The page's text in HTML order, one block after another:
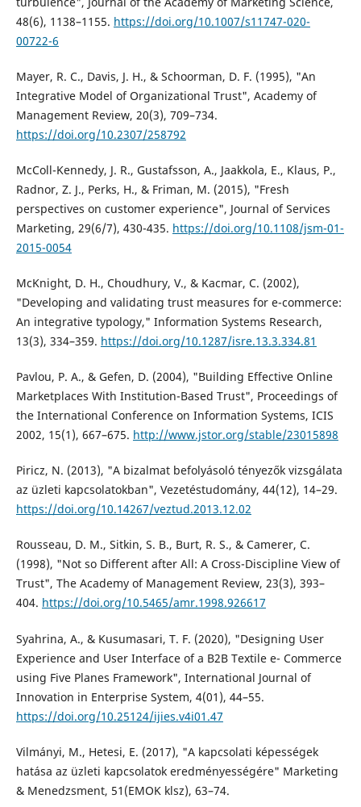
48(6), 1138–1155. https://doi.org/10.1007/s11747-020-
00722-6
Mayer, R. C., Davis, J. H., & Schoorman, D. F. (1995), "An
Integrative Model of Organizational Trust", Academy of
Management Review, 20(3), 709–734.
https://doi.org/10.2307/258792
McColl-Kennedy, J. R., Gustafsson, A., Jaakkola, E., Klaus, P.,
Radnor, Z. J., Perks, H., & Friman, M. (2015), "Fresh
perspectives on customer experience", Journal of Services
Marketing, 29(6/7), 430-435. https://doi.org/10.1108/jsm-01-
2015-0054
McKnight, D. H., Choudhury, V., & Kacmar, C. (2002),
"Developing and validating trust measures for e-commerce:
An integrative typology," Information Systems Research,
13(3), 334–359. https://doi.org/10.1287/isre.13.3.334.81
Pavlou, P. A., & Gefen, D. (2004), "Building Effective Online
Marketplaces With Institution-Based Trust", Proceedings of
the International Conference on Information Systems, ICIS
2002, 15(1), 667–675. http://www.jstor.org/stable/23015898
Piricz, N. (2013), "A bizalmat befolyásoló tényezők vizsgálata
az üzleti kapcsolatokban", Vezetéstudomány, 44(12), 14–29.
https://doi.org/10.14267/veztud.2013.12.02
Rousseau, D. M., Sitkin, S. B., Burt, R. S., & Camerer, C.
(1998), "Not so Different after All: A Cross-Discipline View of
Trust", The Academy of Management Review, 23(3), 393–
404. https://doi.org/10.5465/amr.1998.926617
Syahrina, A., & Kusumasari, T. F. (2020), "Designing User
Experience and User Interface of a B2B Textile e- Commerce
using Five Planes Framework", International Journal of
Innovation in Enterprise System, 4(01), 44–55.
https://doi.org/10.25124/ijies.v4i01.47
Vilmányi, M., Hetesi, E. (2017), "A kapcsolati képességek
hatása az üzleti kapcsolatok eredményességére" Marketing
& Menedzsment, 51(EMOK klsz), 63–74.